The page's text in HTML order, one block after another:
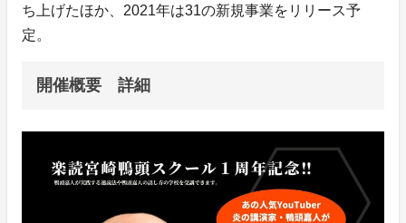
ち上げたほか、2021年は31の新規事業をリリース予
定。
開催概要 詳細